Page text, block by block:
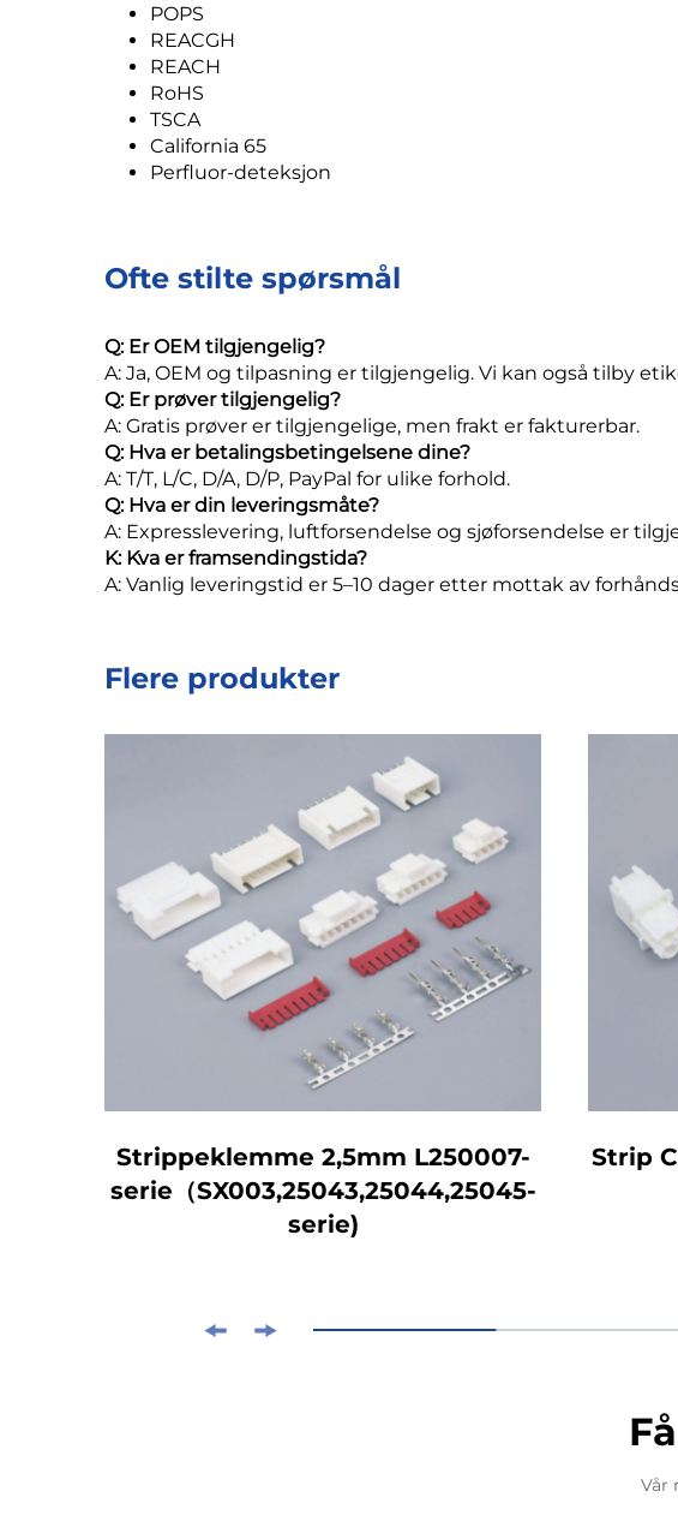
POPS
REACGH
REACH
RoHS
TSCA
California 65
Perfluor-deteksjon
Ofte stilte spørsmål
Q: Er OEM tilgjengelig?
A: Ja, OEM og tilpasning er tilgjengelig. Vi kan også tilby
Q: Er prøver tilgjengelig?
A: Gratis prøver er tilgjengelige, men frakt er fakturerbar.
Q: Hva er betalingsbetingelsene dine?
A: T/T, L/C, D/A, D/P, PayPal for ulike forhold.
Q: Hva er din leveringsmåte?
A: Expresslevering, luftforsendelse og sjøforsendelse er
K: Kva er framsendingstida?
A: Vanlig leveringstid er 5–10 dager etter mottak av
Flere produkter
Strippeklemme 2,5mm L250007-
serie（SX003,25043,25044,25045-
serie)
Strip
Vår